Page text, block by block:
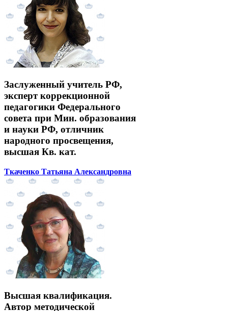
Заслуженный учитель РФ,
эксперт коррекционной
педагогики Федерального
совета при Мин. образования
и науки РФ, отличник
народного просвещения,
высшая Кв. кат.
Ткаченко Татьяна Александровна
Высшая квалификация.
Автор методической